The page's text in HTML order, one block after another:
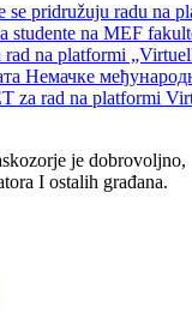
se pridružuju radu na
studente na MEF
rad na platformi
Немачке
za rad na platformi
je dobrovoljno,
I ostalih građana.